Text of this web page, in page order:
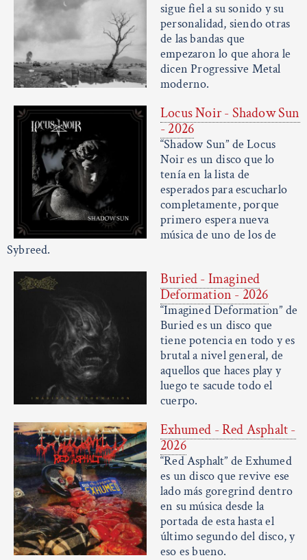
sigue fiel a su sonido y su
personalidad, siendo otras
de las bandas que
empezaron lo que ahora le
dicen Progressive Metal
moderno.
Locus Noir - Shadow Sun
- 2026
“Shadow Sun” de Locus
Noir es un disco que lo
tenía en la lista de
esperados para escucharlo
completamente, porque
primero espera nueva
música de uno de los de
Sybreed.
Buried - Imagined
Deformation - 2026
“Imagined Deformation” de
Buried es un disco que
tiene potencia en todo y es
brutal a nivel general, de
aquellos que haces play y
luego te sacude todo el
cuerpo.
Exhumed - Red Asphalt -
2026
“Red Asphalt” de Exhumed
es un disco que revive ese
lado más goregrind dentro
en su música desde la
portada de esta hasta el
último segundo del disco, y
eso es bueno.